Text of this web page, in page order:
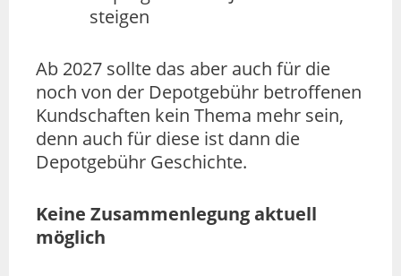
steigen
Ab 2027 sollte das aber auch für die
noch von der Depotgebühr betroffenen
Kundschaften kein Thema mehr sein,
denn auch für diese ist dann die
Depotgebühr Geschichte.
Keine Zusammenlegung aktuell
möglich